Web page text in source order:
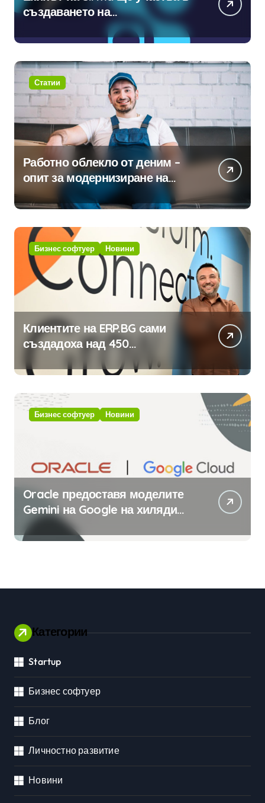
създаването на
международните стандарти за
навлизане на изкуствен
интелект в хотелиерството
Статии
Работно облекло от деним –
опит за модернизиране на
традицията
Бизнес софтуер Новини
Клиентите на ERP.BG сами
създадоха над 450
приложения за ERP системата
с помощта на вградения в нея
изкуствен интелект
Бизнес софтуер Новини
Oracle предоставя моделите
Gemini на Google на хиляди
клиенти на бизнес
приложения
Категории
Startup
Бизнес софтуер
Блог
Личностно развитие
Новини